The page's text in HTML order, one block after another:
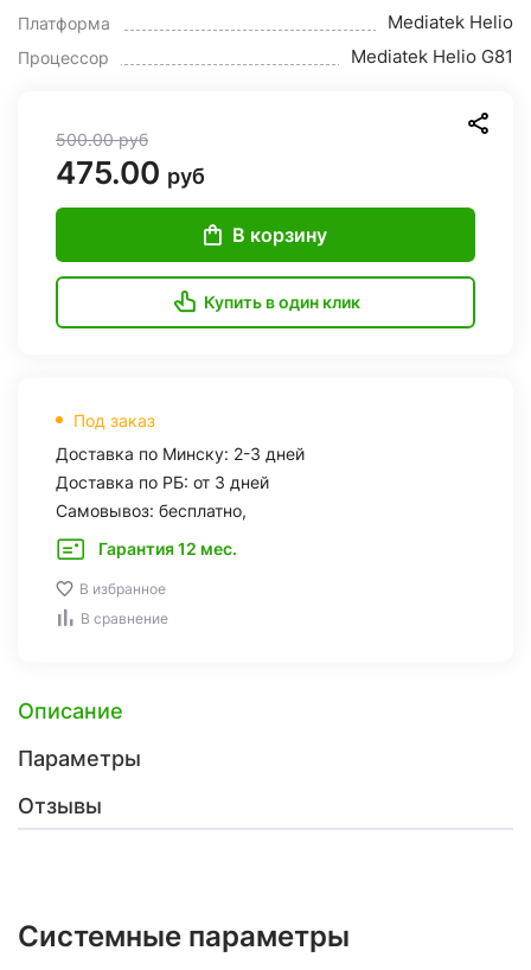
Платформа Mediatek Helio
Процессор Mediatek Helio G81
500.00руб
475.00 руб
В корзину
Купить в один клик
Под заказ
Доставка по Минску: 2-3 дней
Доставка по РБ: от 3 дней
Самовывоз: бесплатно,
Гарантия 12 мес.
В избранное
В сравнение
Описание
Параметры
Отзывы
Системные параметры